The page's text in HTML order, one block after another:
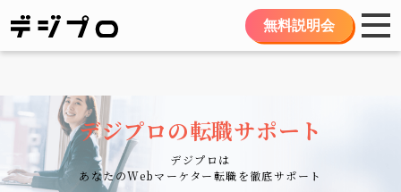
無料説明会
デジプロの転職サポート
デジプロは
あなたのWebマーケター転職を徹底サポート